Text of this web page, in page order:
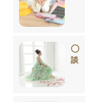
談